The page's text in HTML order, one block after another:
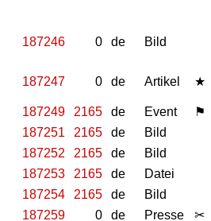
187246 0 de Bild
187247 0 de Artikel ★
187249
2165 de Event ⚑
187251
2165 de Bild
187252
2165 de Bild
187253
2165 de Datei
187254
2165 de Bild
187259
0 de Presse ✂